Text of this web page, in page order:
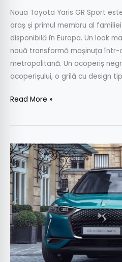
Noua Toyota Yaris GR Sport
oraș și primul membru al
disponibilă în Europa. Un look
nouă transformă mașinuța într-
metropolitană. Un acoperiș
acoperișului, o grilă cu design
Read More »
Noul
DS
3
Crossback
va
fi
disponibil
propulsie